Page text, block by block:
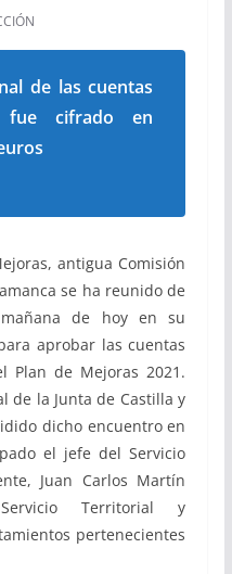
de las cuentas
fue cifrado en
antigua Comisión
se ha reunido de
de hoy en su
aprobar las cuentas
Plan de Mejoras 2021.
de la Junta de Castilla y
dicho encuentro en
el jefe del Servicio
Juan Carlos Martín
Territorial y
pertenecientes